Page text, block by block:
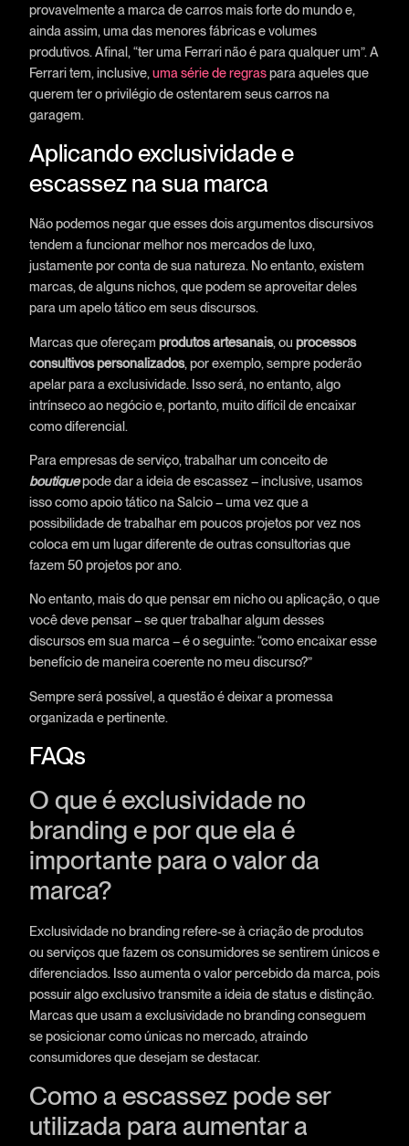
provavelmente a marca de carros mais forte do mundo e,
ainda assim, uma das menores fábricas e volumes
produtivos. Afinal, “ter uma Ferrari não é para qualquer um”. A
Ferrari tem, inclusive, uma série de regraspara aqueles que
querem ter o privilégio de ostentarem seus carros na
garagem.
Aplicando exclusividade e
escassez na sua marca
Não podemos negar que esses dois argumentos discursivos
tendem a funcionar melhor nos mercados de luxo,
justamente por conta de sua natureza. No entanto, existem
marcas, de alguns nichos, que podem se aproveitar deles
para um apelo tático em seus discursos.
Marcas que ofereçam produtos artesanais, ou processos
consultivos personalizados, por exemplo, sempre poderão
apelar para a exclusividade. Isso será, no entanto, algo
intrínseco ao negócio e, portanto, muito difícil de encaixar
como diferencial.
Para empresas de serviço, trabalhar um conceito de
boutiquepode dar a ideia de escassez – inclusive, usamos
isso como apoio tático na Salcio – uma vez que a
possibilidade de trabalhar em poucos projetos por vez nos
coloca em um lugar diferente de outras consultorias que
fazem 50 projetos por ano.
No entanto, mais do que pensar em nicho ou aplicação, o que
você deve pensar – se quer trabalhar algum desses
discursos em sua marca – é o seguinte: “como encaixar esse
benefício de maneira coerente no meu discurso?”
Sempre será possível, a questão é deixar a promessa
organizada e pertinente.
FAQs
O que é exclusividade no
branding e por que ela é
importante para o valor da
marca?
Exclusividade no branding refere-se à criação de produtos
ou serviços que fazem os consumidores se sentirem únicos e
diferenciados. Isso aumenta o valor percebido da marca, pois
possuir algo exclusivo transmite a ideia de status e distinção.
Marcas que usam a exclusividade no branding conseguem
se posicionar como únicas no mercado, atraindo
consumidores que desejam se destacar.
Como a escassez pode ser
utilizada para aumentar a